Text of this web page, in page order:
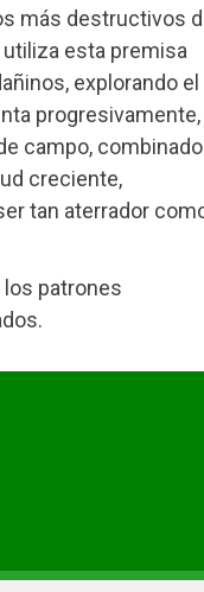
más destructivos
esta premisa
explorando el
progresivamente,
campo,
creciente,
tan aterrador
patrones